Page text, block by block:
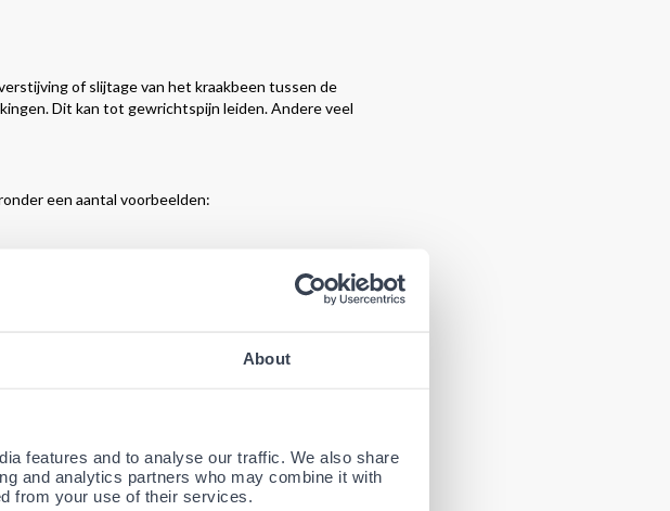
About
features and to analyse our traffic. We also share
and analytics partners who may combine it with
from your use of their services.
of slijtage van het kraakbeen tussen de
Dit kan tot gewrichtspijn leiden. Andere veel
een aantal voorbeelden: